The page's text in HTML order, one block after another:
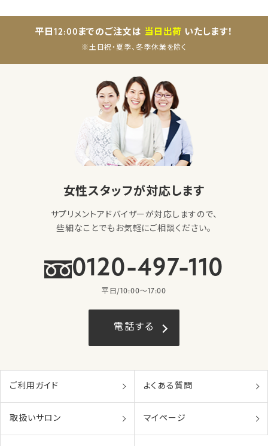
平日12:00までのご注文は 当日出荷 いたします！
※土日祝・夏季、冬季休業を除く
女性スタッフが対応します
サプリメントアドバイザーが対応しますので、
些細なことでもお気軽にご相談ください。
0120-497-110
平日/10:00〜17:00
電話する
ご利用ガイド よくある質問
取扱いサロン マイページ